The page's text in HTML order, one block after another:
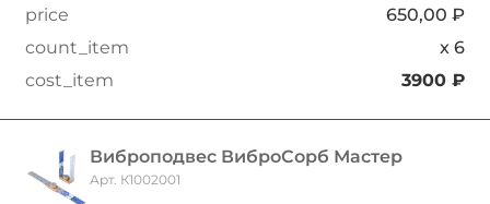
650,00 ₽
x 6
3900₽
Виброподвес ВиброСорб Мастер
Арт. К1002001